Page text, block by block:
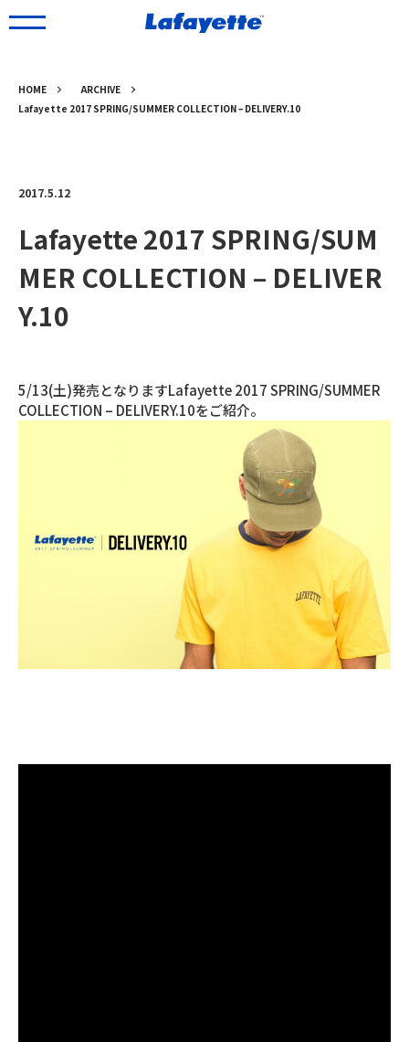
HOME
ARCHIVE
Lafayette 2017 SPRING/SUMMER COLLECTION – DELIVERY.10
2017.5.12
Lafayette 2017 SPRING/SUM
MER COLLECTION – DELIVER
Y.10
5/13(土)発売となりますLafayette 2017 SPRING/SUMMER
COLLECTION – DELIVERY.10をご紹介。